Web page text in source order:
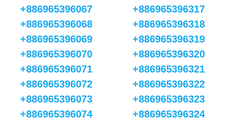
+886965396067
+886965396068
+886965396069
+886965396070
+886965396071
+886965396072
+886965396073
+886965396074
+886965396317
+886965396318
+886965396319
+886965396320
+886965396321
+886965396322
+886965396323
+886965396324